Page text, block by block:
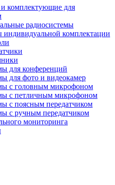
комплектующие для
радиосистемы
комплектации
для конференций
для фото и видеокамер
с головным микрофоном
с петличным микрофоном
с поясным передатчиком
с ручным передатчиком
мониторинга